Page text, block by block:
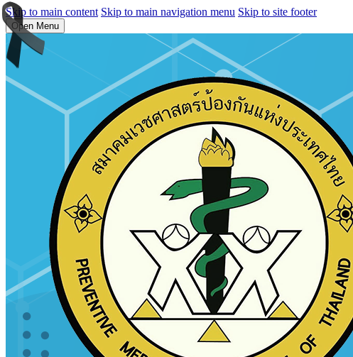
Skip to main content Skip to main navigation menu Skip to site footer
Open Menu